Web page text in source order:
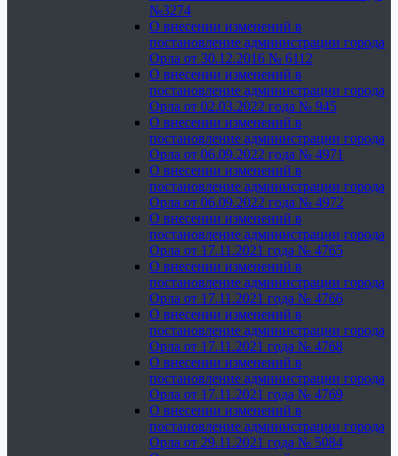
№3274
О внесении изменений в
постановление администрации города
Орла от 30.12.2016 № 6112
О внесении изменений в
постановление администрации города
Орла от 02.03.2022 года № 945
О внесении изменений в
постановление администрации города
Орла от 06.09.2022 года № 4971
О внесении изменений в
постановление администрации города
Орла от 06.09.2022 года № 4972
О внесении изменений в
постановление администрации города
Орла от 17.11.2021 года № 4765
О внесении изменений в
постановление администрации города
Орла от 17.11.2021 года № 4766
О внесении изменений в
постановление администрации города
Орла от 17.11.2021 года № 4768
О внесении изменений в
постановление администрации города
Орла от 17.11.2021 года № 4769
О внесении изменений в
постановление администрации города
Орла от 29.11.2021 года № 5084